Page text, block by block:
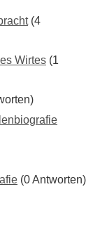
(4
Wirtes (1
(0 Antworten)